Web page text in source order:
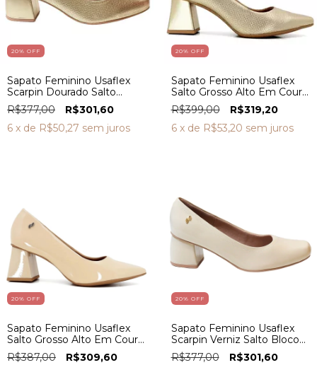
20% OFF
Sapato Feminino Usaflex
Scarpin Dourado Salto
Bloco Couro Bico Quadrado
AC2522
R$377,00
R$301,60
6 x de R$50,27 sem juros
20% OFF
Sapato Feminino Usaflex
Salto Grosso Alto Em Couro
Dourado AI1303
R$399,00
R$319,20
6 x de R$53,20 sem juros
20% OFF
Sapato Feminino Usaflex
Salto Grosso Alto Em Couro
Verniz Preto AI1303
R$387,00
R$309,60
20% OFF
Sapato Feminino Usaflex
Scarpin Verniz Salto Bloco
Bico Quadrado AC2522
R$377,00
R$301,60